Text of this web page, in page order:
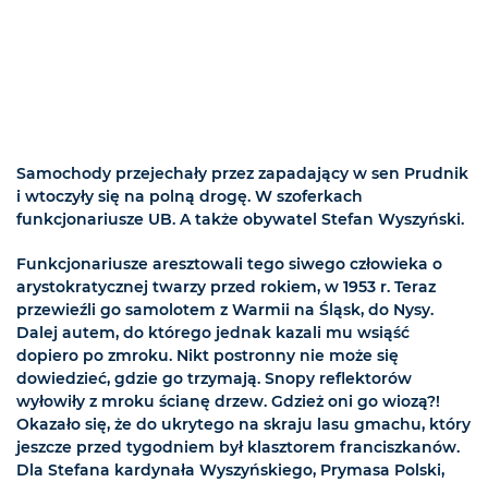
Samochody przejechały przez zapadający w sen Prudnik
i wtoczyły się na polną drogę. W szoferkach
funkcjonariusze UB. A także obywatel Stefan Wyszyński.
Funkcjonariusze aresztowali tego siwego człowieka o
arystokratycznej twarzy przed rokiem, w 1953 r. Teraz
przewieźli go samolotem z Warmii na Śląsk, do Nysy.
Dalej autem, do którego jednak kazali mu wsiąść
dopiero po zmroku. Nikt postronny nie może się
dowiedzieć, gdzie go trzymają. Snopy reflektorów
wyłowiły z mroku ścianę drzew. Gdzież oni go wiozą?!
Okazało się, że do ukrytego na skraju lasu gmachu, który
jeszcze przed tygodniem był klasztorem franciszkanów.
Dla Stefana kardynała Wyszyńskiego, Prymasa Polski,